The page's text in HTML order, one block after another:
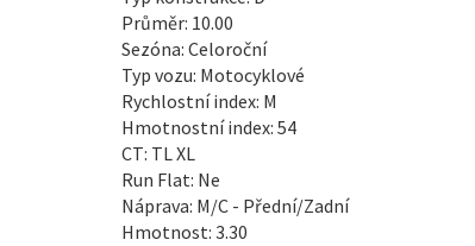
Průměr: 10.00
Sezóna: Celoroční
Typ vozu: Motocyklové
Rychlostní index: M
Hmotnostní index: 54
CT: TL XL
Run Flat: Ne
Náprava: M/C - Přední/Zadní
Hmotnost: 3.30